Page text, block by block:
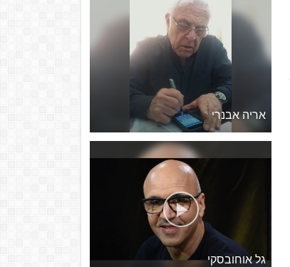
אריה אבנרי
גל אוחובסקי